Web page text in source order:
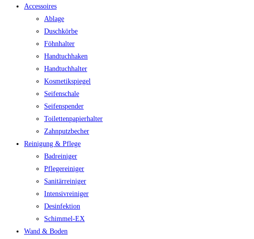
Accessoires
Ablage
Duschkörbe
Föhnhalter
Handtuchhaken
Handtuchhalter
Kosmetikspiegel
Seifenschale
Seifenspender
Toilettenpapierhalter
Zahnputzbecher
Reinigung & Pflege
Badreiniger
Pflegereiniger
Sanitärreiniger
Intensivreiniger
Desinfektion
Schimmel-EX
Wand & Boden